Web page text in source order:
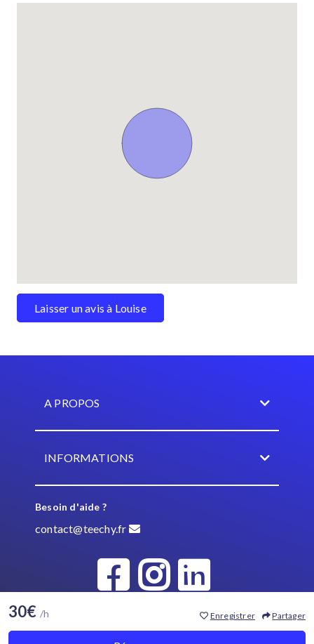
Laisser un avis à Louise
30€ /h Enregistrer Partager
A PROPOS
INFORMATIONS
Besoin d'aide ?
contact@teechy.fr